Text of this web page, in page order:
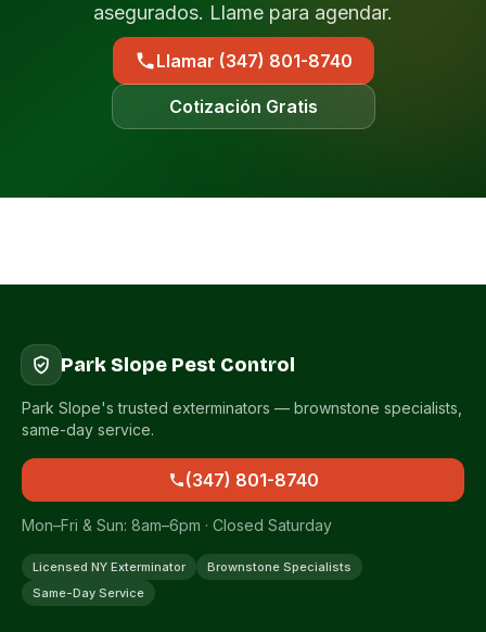
asegurados. Llame para agendar.
Llamar (347) 801-8740
Cotización Gratis
Park Slope Pest Control
Park Slope's trusted exterminators — brownstone specialists,
same-day service.
(347) 801-8740
Mon–Fri & Sun: 8am–6pm · Closed Saturday
Licensed NY Exterminator
Brownstone Specialists
Same-Day Service